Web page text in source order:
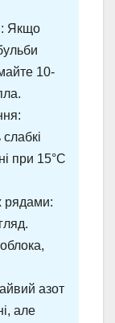
Якщо
10-
при 15°C
рядами:
азот
але